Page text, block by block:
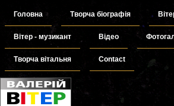
Головна Творча біографія
Вітер - музикант Відео
Творча вітальня Contact